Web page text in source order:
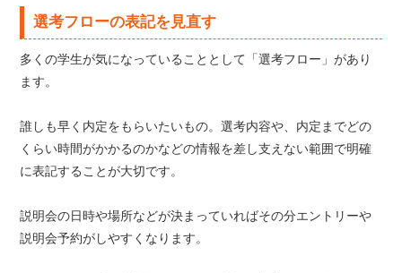
選考フローの表記を見直す
多くの学生が気になっていることとして「選考フロー」があり
ます。
誰しも早く内定をもらいたいもの。選考内容や、内定までどの
くらい時間がかかるのかなどの情報を差し支えない範囲で明確
に表記することが大切です。
説明会の日時や場所などが決まっていればその分エントリーや
説明会予約がしやすくなります。